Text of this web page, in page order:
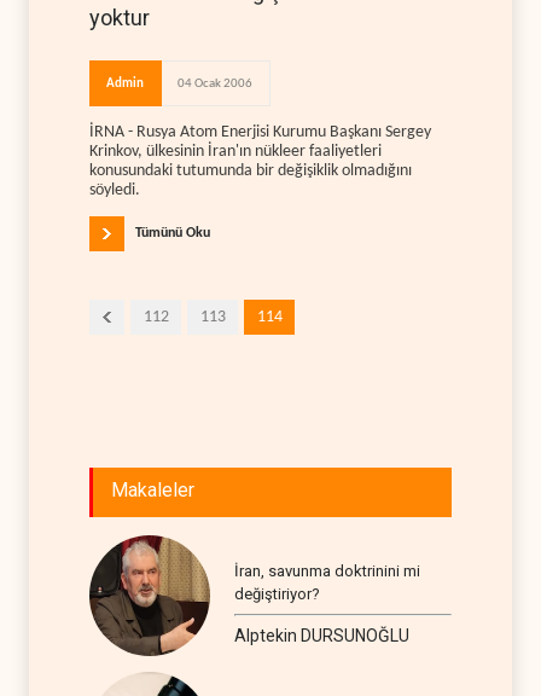
yoktur
Admin 04 Ocak 2006
İRNA - Rusya Atom Enerjisi Kurumu Başkanı Sergey
Krinkov, ülkesinin İran'ın nükleer faaliyetleri
konusundaki tutumunda bir değişiklik olmadığını
söyledi.
Tümünü Oku
112 113 114
Makaleler
İran, savunma doktrinini mi
değiştiriyor?
Alptekin DURSUNOĞLU